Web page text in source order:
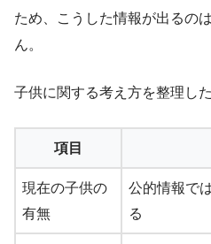
ため、こうした情報が出るの
ん。
子供に関する考え方を整理し
項目
現在の子供の
有無
公的情報で
る